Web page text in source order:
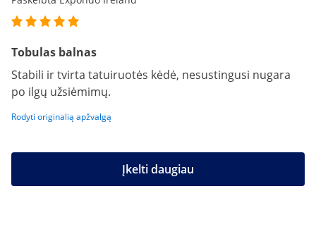
Tobulas balnas
Stabili ir tvirta tatuiruotės kėdė, nesustingusi nugara
po ilgų užsiėmimų.
Rodyti originalią apžvalgą
Įkelti daugiau